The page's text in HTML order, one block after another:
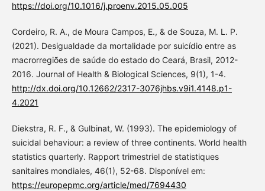
https://doi.org/10.1016/j.proenv.2015.05.005
Cordeiro, R. A., de Moura Campos, E., & de Souza, M. L. P.
(2021). Desigualdade da mortalidade por suicídio entre as
macrorregiões de saúde do estado do Ceará, Brasil, 2012-
2016. Journal of Health & Biological Sciences, 9(1), 1-4.
http://dx.doi.org/10.12662/2317-3076jhbs.v9i1.4148.p1-
4.2021
Diekstra, R. F., & Gulbinat, W. (1993). The epidemiology of
suicidal behaviour: a review of three continents. World health
statistics quarterly. Rapport trimestriel de statistiques
sanitaires mondiales, 46(1), 52-68. Disponível em:
https://europepmc.org/article/med/7694430